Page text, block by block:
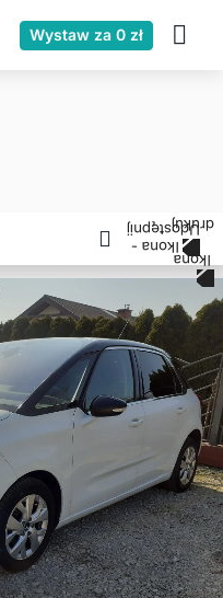
Wystaw za 0 zł